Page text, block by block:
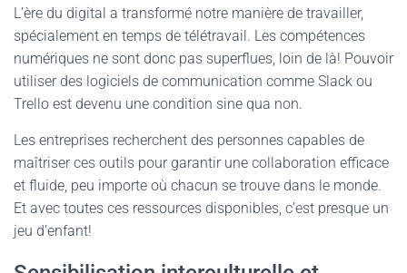
L’ère du digital a transformé notre manière de travailler,
spécialement en temps de télétravail. Les compétences
numériques ne sont donc pas superflues, loin de là! Pouvoir
utiliser des logiciels de communication comme Slack ou
Trello est devenu une condition sine qua non.
Les entreprises recherchent des personnes capables de
maîtriser ces outils pour garantir une collaboration efficace
et fluide, peu importe où chacun se trouve dans le monde.
Et avec toutes ces ressources disponibles, c’est presque un
jeu d’enfant!